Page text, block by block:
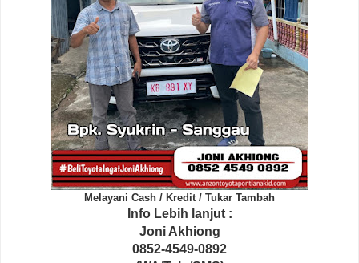
Melayani Cash / Kredit / Tukar Tambah
Info Lebih lanjut :
Joni Akhiong
0852-4549-0892